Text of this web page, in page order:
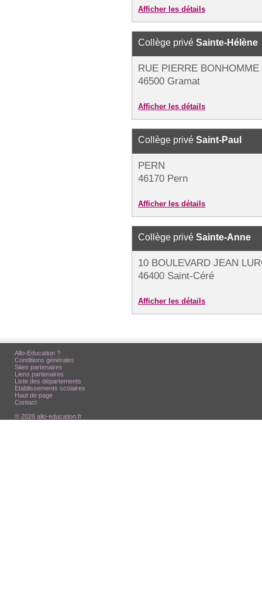
Afficher les détails
Collège privé Sainte-Hélène
RUE PIERRE BONHOMME
46500 Gramat
Afficher les détails
Collège privé Saint-Paul
PERN
46170 Pern
Afficher les détails
Collège privé Sainte-Anne
10 BOULEVARD JEAN
46400 Saint-Céré
Afficher les détails
Allo-Education ?
Conditions générales
Sites partenaires
Liens partenaires
Liste des départements
Etablissements scolaires
Haut de page
Contact
© 2026 allo-education.fr